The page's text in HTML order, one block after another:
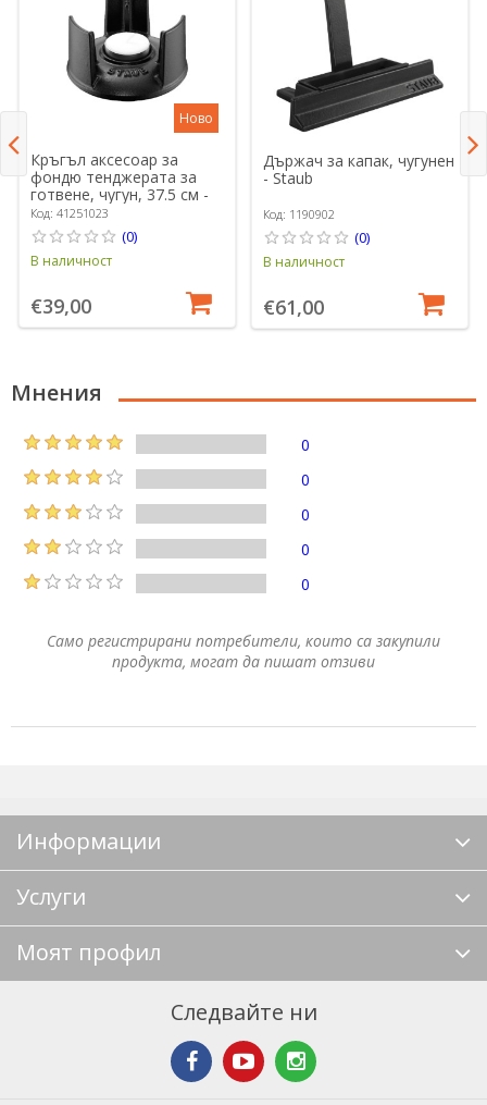
Ново
Кръгъл аксесоар за
фондю тенджерата за
готвене, чугун, 37.5 см -
Staub
Код: 41251023
(0)
В наличност
€39,00
Държач за капак, чугунен
- Staub
Код: 1190902
(0)
В наличност
€61,00
Мнения
0
0
0
0
0
Само регистрирани потребители, които са закупили
продукта, могат да пишат отзиви
Информации
Услуги
Моят профил
Следвайте ни